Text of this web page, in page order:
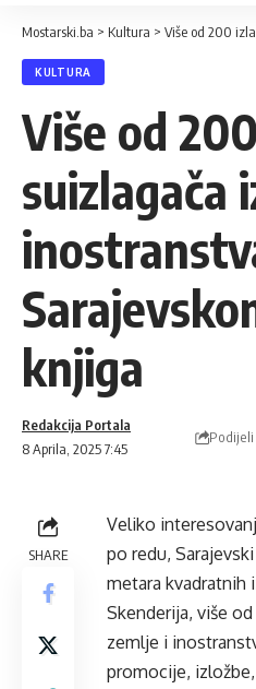
Mostarski.ba > Kultura > Više od 200 izlagača i
KULTURA
Više od
suizlagača
knjiga
8 Aprila, 2025 7:45
Redakcija Portala
Podijeli
SHARE
Veliko
po redu,
metara kvadratnih
Skenderija, više
zemlje i
promocije,